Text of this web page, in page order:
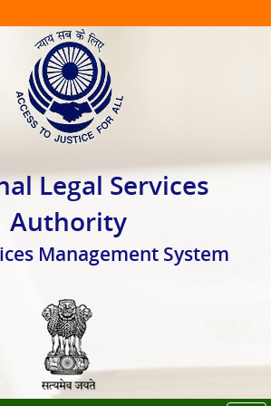
Legal Services
Authority
Management System